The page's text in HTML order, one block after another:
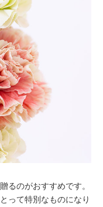
るのがおすすめです。
って特別なものになり